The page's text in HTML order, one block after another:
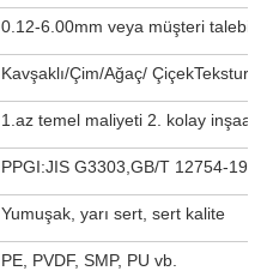
0.12-6.00mm veya müşteri talebi
Kavşaklı/Çim/Ağaç/
1.az temel maliyeti 2. kolay inşaat
PPGI:JIS G3303,GB/T 12754-
Yumuşak, yarı sert, sert kalite
PE, PVDF, SMP, PU vb.